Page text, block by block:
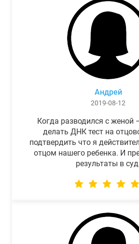
Андрей
2019-08-12
Когда разводился с женой
делать ДНК тест на
подтвердить что я
отцом нашего ребенка. И
результаты в